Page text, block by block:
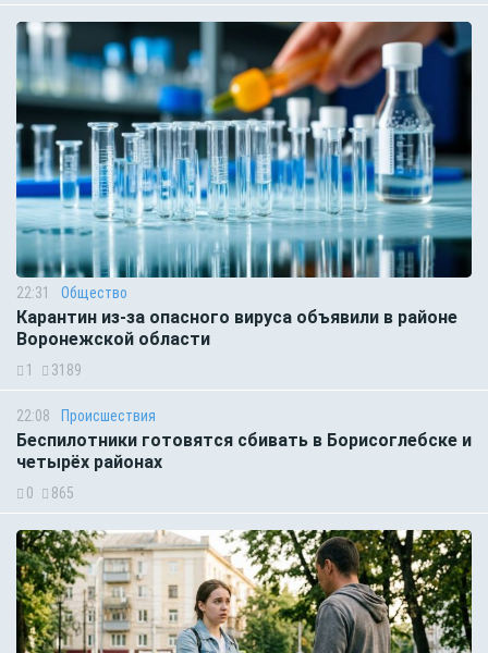
22:31 Общество
Карантин из-за опасного вируса объявили в районе
Воронежской области
1 3189
22:08 Происшествия
Беспилотники готовятся сбивать в Борисоглебске и
четырёх районах
0 865